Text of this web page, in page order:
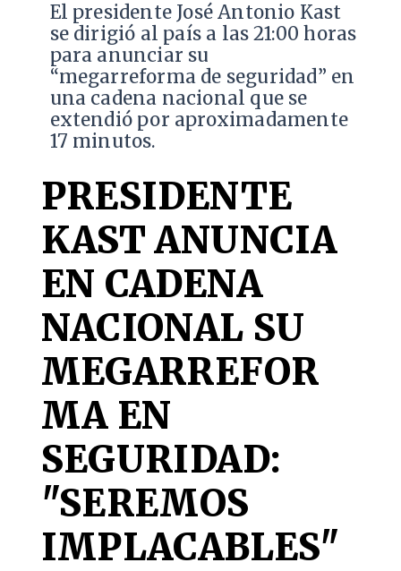
El presidente José Antonio Kast
se dirigió al país a las 21:00 horas
para anunciar su
“megarreforma de seguridad” en
una cadena nacional que se
extendió por aproximadamente
17 minutos.
PRESIDENTE
KAST ANUNCIA
EN CADENA
NACIONAL SU
MEGARREFOR
MA EN
SEGURIDAD:
"SEREMOS
IMPLACABLES"